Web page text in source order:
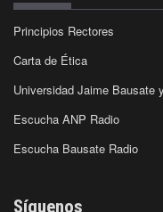
Principios Rectores
Carta de Ética
Universidad Jaime Bausate
Escucha ANP Radio
Escucha Bausate Radio
Síguenos